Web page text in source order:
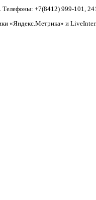
Телефоны: +7(8412) 999-101,
«Яндекс.Метрика» и